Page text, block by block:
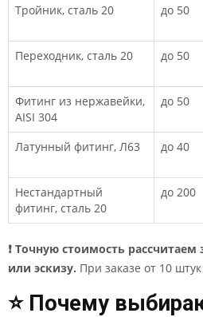
Тройник, сталь 20
до 50
Переходник, сталь 20
до 50
Фитинг из нержавейки,
AISI 304
до 50
Латунный фитинг, Л63
до 40
Нестандартный
фитинг, сталь 20
до 200
❗ Точную стоимость
или эскизу. При заказе от 10
⭐ Почему